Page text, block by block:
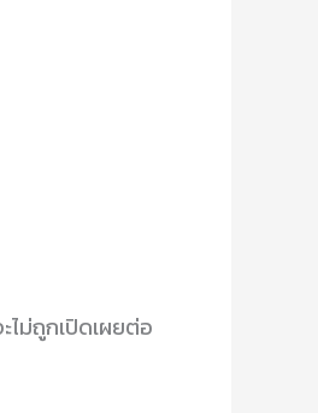
ไม่ถูกเปิดเผยต่อ